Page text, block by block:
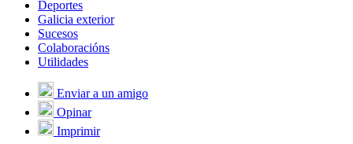
Deportes
Galicia exterior
Sucesos
Colaboracións
Utilidades
Enviar a un amigo
Opinar
Imprimir